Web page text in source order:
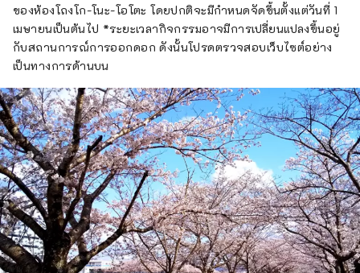
ของห้องโถงโก-โนะ-โอโตะ โดยปกติจะมีกำหนดจัดขึ้นตั้งแต่วันที่ 1
เมษายนเป็นต้นไป *ระยะเวลากิจกรรมอาจมีการเปลี่ยนแปลงขึ้นอยู่
กับสถานการณ์การออกดอก ดังนั้นโปรดตรวจสอบเว็บไซต์อย่าง
เป็นทางการด้านบน